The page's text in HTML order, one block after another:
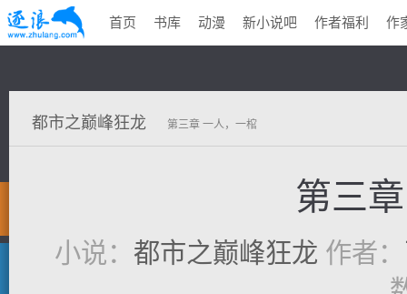
首页 书库 动漫 新小说吧 作者福利 作
都市之巅峰狂龙 第三章 一人，一棺
第三
小说： 都市之巅峰狂龙 作者：